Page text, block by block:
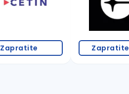
Zapratite Zapratite